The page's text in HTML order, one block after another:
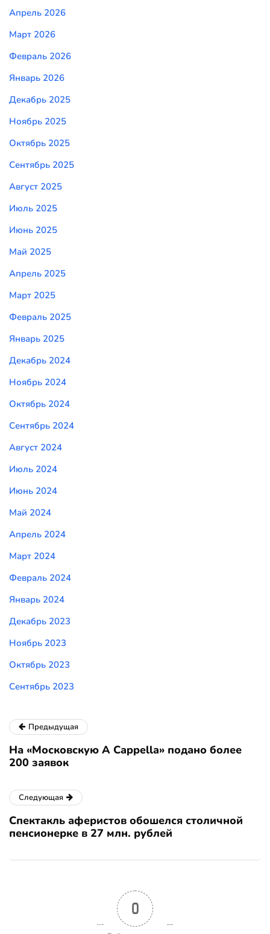
Апрель 2026
Март 2026
Февраль 2026
Январь 2026
Декабрь 2025
Ноябрь 2025
Октябрь 2025
Сентябрь 2025
Август 2025
Июль 2025
Июнь 2025
Май 2025
Апрель 2025
Март 2025
Февраль 2025
Январь 2025
Декабрь 2024
Ноябрь 2024
Октябрь 2024
Сентябрь 2024
Август 2024
Июль 2024
Июнь 2024
Май 2024
Апрель 2024
Март 2024
Февраль 2024
Январь 2024
Декабрь 2023
Ноябрь 2023
Октябрь 2023
Сентябрь 2023
Предыдущая
На «Московскую A Cappella» подано более
200 заявок
Следующая
Спектакль аферистов обошелся столичной
пенсионерке в 27 млн. рублей
0